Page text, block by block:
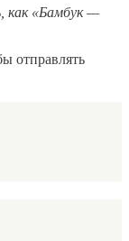
как «Бамбук —
отправлять